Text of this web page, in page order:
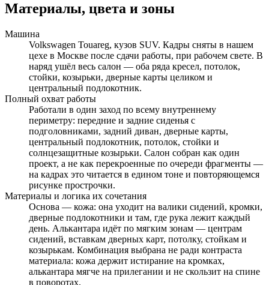
Материалы, цвета и зоны
Машина
Volkswagen Touareg, кузов SUV. Кадры сняты в нашем
цехе в Москве после сдачи работы, при рабочем свете. В
наряд ушёл весь салон — оба ряда кресел, потолок,
стойки, козырьки, дверные карты целиком и
центральный подлокотник.
Полный охват работы
Работали в один заход по всему внутреннему
периметру: передние и задние сиденья с
подголовниками, задний диван, дверные карты,
центральный подлокотник, потолок, стойки и
солнцезащитные козырьки. Салон собран как один
проект, а не как перекроенные по очереди фрагменты —
на кадрах это читается в едином тоне и повторяющемся
рисунке прострочки.
Материалы и логика их сочетания
Основа — кожа: она уходит на валики сидений, кромки,
дверные подлокотники и там, где рука лежит каждый
день. Алькантара идёт по мягким зонам — центрам
сидений, вставкам дверных карт, потолку, стойкам и
козырькам. Комбинация выбрана не ради контраста
материала: кожа держит истирание на кромках,
алькантара мягче на прилегании и не скользит на спине
в поворотах.